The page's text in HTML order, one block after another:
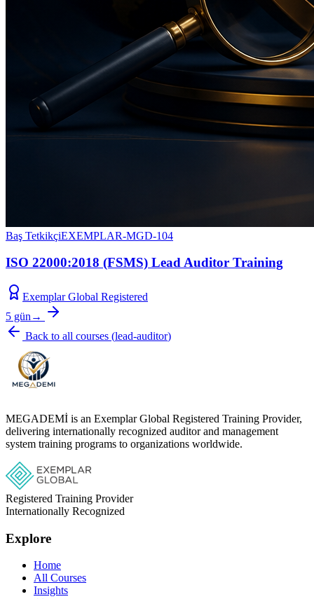
Baş TetkikçiEXEMPLAR-MGD-104
ISO 22000:2018 (FSMS) Lead Auditor Training
Exemplar Global Registered
5 gün →
Back to all courses (lead-auditor)
MEGADEMİ is an Exemplar Global Registered Training Provider,
delivering internationally recognized auditor and management
system training programs to organizations worldwide.
Registered Training Provider
Internationally Recognized
Explore
Home
All Courses
Insights